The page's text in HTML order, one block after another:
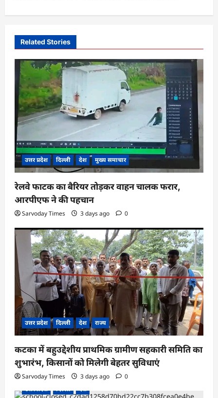
v
g
a
o
n
Related Stories
उत्तर प्रदेश दिल्ली देश मुख्य समाचार
रेलवे फाटक का बैरियर तोड़कर वाहन चालक फरार,
आरपीएफ ने की पहचान
Sarvoday Times 3 days ago 0
उत्तर प्रदेश दिल्ली देश राज्य
कटका में बहुउद्देशीय प्राथमिक ग्रामीण सहकारी समिति का
शुभारंभ, किसानों को मिलेगी बेहतर सुविधाएं
Sarvoday Times 3 days ago
0
उत्तर प्रदेश
दिल्ली देश